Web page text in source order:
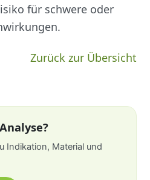
für schwere oder
Zurück zur Übersicht
Indikation, Material und